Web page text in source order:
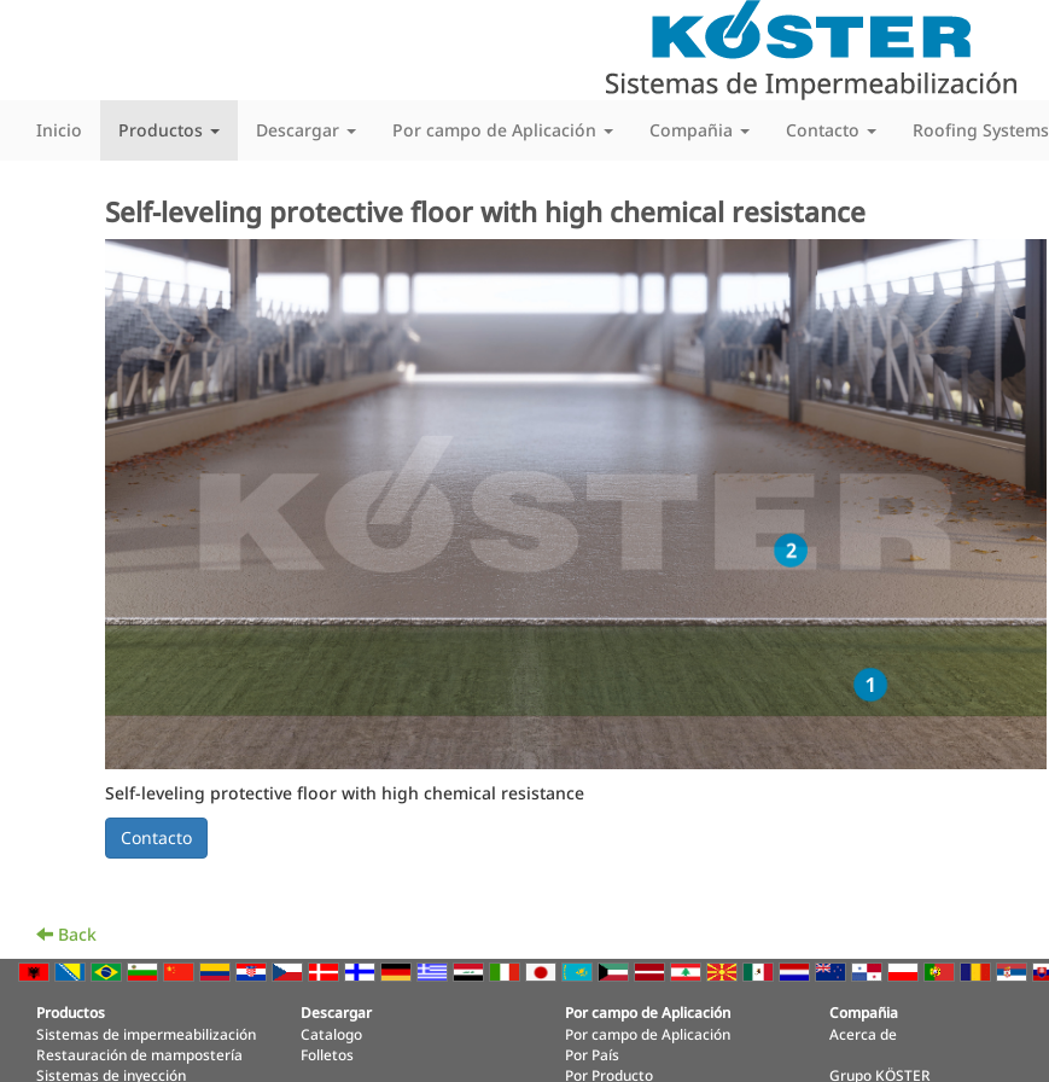
Inicio Productos Descargar Por campo de Aplicación Compañia Contacto Roofing Systems
Self-leveling protective floor with high chemical resistance
Self-leveling protective floor with high chemical resistance
Back
Productos
Sistemas de impermeabilización
Restauración de mampostería
Sistemas de inyección
Descargar
Catalogo
Folletos
Por campo de Aplicación
Por campo de Aplicación
Por País
Por Producto
Compañia
Acerca de
Grupo KÖSTER